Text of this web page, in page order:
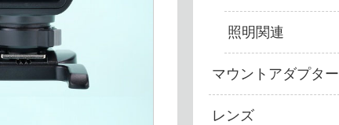
照明関連
マウントアダプター
レンズ